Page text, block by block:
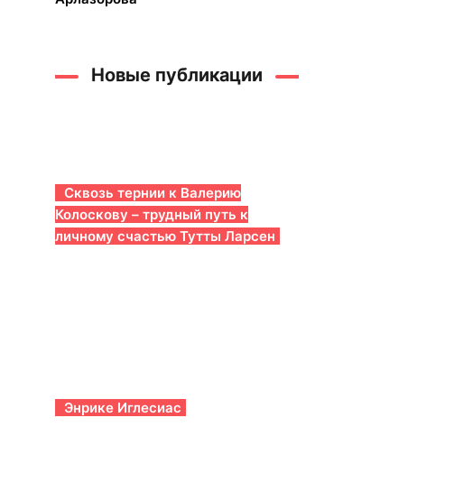
Новые публикации
Сквозь тернии к Валерию
Колоскову – трудный путь к
личному счастью Тутты Ларсен
Энрике Иглесиас